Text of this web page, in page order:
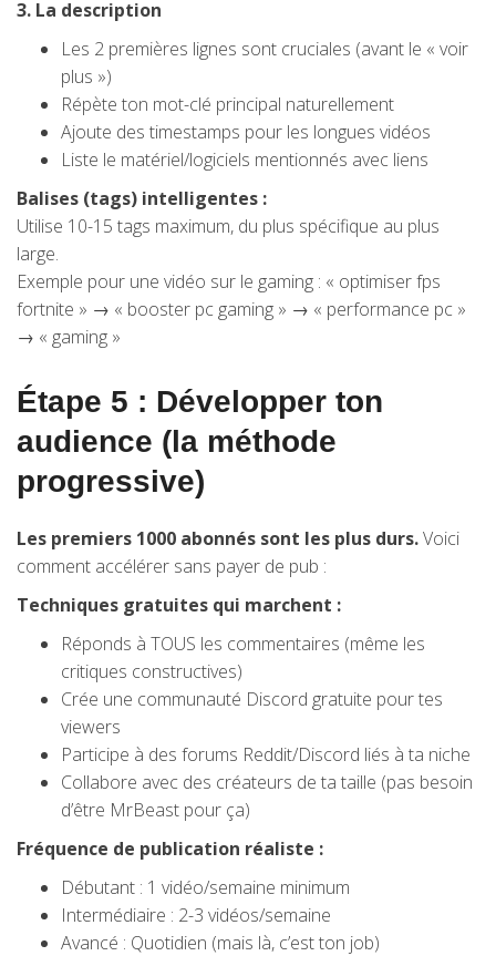
3. La description
Les 2 premières lignes sont cruciales (avant le « voir
plus »)
Répète ton mot-clé principal naturellement
Ajoute des timestamps pour les longues vidéos
Liste le matériel/logiciels mentionnés avec liens
Balises (tags) intelligentes :
Utilise 10-15 tags maximum, du plus spécifique au plus
large.
Exemple pour une vidéo sur le gaming : « optimiser fps
fortnite » → « booster pc gaming » → « performance pc »
→ « gaming »
Étape 5 : Développer ton
audience (la méthode
progressive)
Les premiers 1000 abonnés sont les plus durs.Voici
comment accélérer sans payer de pub :
Techniques gratuites qui marchent :
Réponds à TOUS les commentaires (même les
critiques constructives)
Crée une communauté Discord gratuite pour tes
viewers
Participe à des forums Reddit/Discord liés à ta niche
Collabore avec des créateurs de ta taille (pas besoin
d’être MrBeast pour ça)
Fréquence de publication réaliste :
Débutant : 1 vidéo/semaine minimum
Intermédiaire : 2-3 vidéos/semaine
Avancé : Quotidien (mais là, c’est ton job)